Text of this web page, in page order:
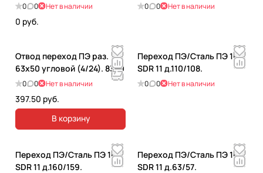
0 0 Нет в наличии
0 руб.
0 0 Нет в наличии
Отвод переход ПЭ раз.
63х50 угловой (4/24). 8350
0 0 Нет в наличии
397.50 руб.
В корзину
Переход ПЭ/Сталь ПЭ 100
SDR 11 д.110/108.
0 0 Нет в наличии
Переход ПЭ/Сталь ПЭ 100
SDR 11 д.160/159.
Переход ПЭ/Сталь ПЭ 100
SDR 11 д.63/57.